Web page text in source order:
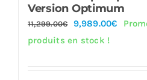
Version Optimum
11,299.00€
Le
prix
9,989.00€Le
produits en stock !